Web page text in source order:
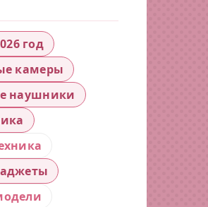
год
камеры
наушники